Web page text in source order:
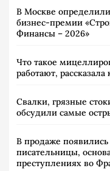
В Москве
бизнес-премии
Финансы – 2026»
Что такое
работают,
Свалки, грязные
обсудили самые
В продаже
писательницы,
преступлениях во